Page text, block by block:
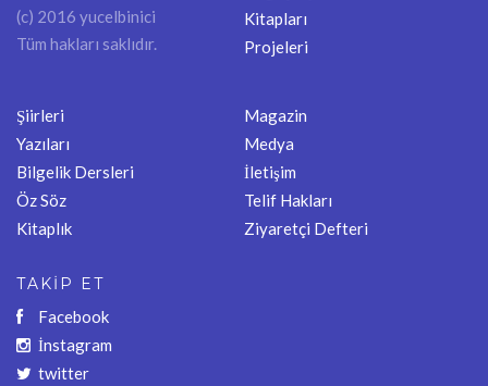
(c) 2016 yucelbinici
Tüm hakları saklıdır.
Kitapları
Projeleri
Şiirleri
Yazıları
Bilgelik Dersleri
Öz Söz
Kitaplık
Magazin
Medya
İletişim
Telif Hakları
Ziyaretçi Defteri
TAKİP ET
Facebook
İnstagram
twitter